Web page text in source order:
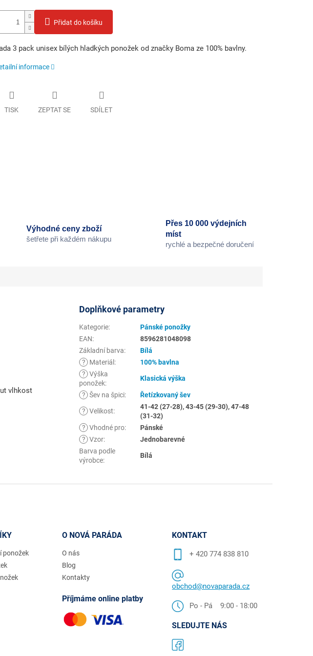
Přidat do košíku
3 pack unisex bílých hladkých ponožek od značky Boma ze 100% bavlny.
informace
TISK ZEPTAT SE SDÍLET
Výhodné ceny zboží
šetřete při každém nákupu
Přes 10 000 výdejních
míst
rychlé a bezpečné doručení
vlhkost
Doplňkové parametry
Kategorie:
Pánské ponožky
EAN:
8596281048098
Základní barva:
Bílá
?
Materiál :
100% bavlna
? Výška
ponožek:
Klasická výška
? Šev na špici: Řetízkovaný šev
? Velikost:
41-42 (27-28), 43-45 (29-30), 47-48
(31-32)
? Vhodné pro:
Pánské
? Vzor:
Jednobarevné
Barva podle
výrobce:
Bílá
ponožek
O NOVÁ PARÁDA
O nás
Blog
Kontakty
Příjmáme online platby
KONTAKT
+ 420 774 838 810
obchod@novaparada.cz
Po - Pá 9:00 - 18:00
SLEDUJTE NÁS